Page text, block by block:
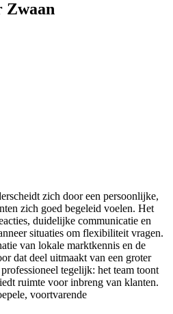
Zwaan
zich door een persoonlijke,
zich goed begeleid voelen. Het
duidelijke communicatie en
situaties om flexibiliteit vragen.
van lokale marktkennis en de
dat deel uitmaakt van een groter
tegelijk: het team toont
ruimte voor inbreng van klanten.
voortvarende